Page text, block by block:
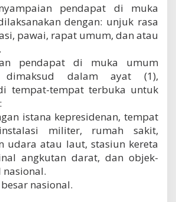
pendapat di muka
dengan: unjuk rasa
pawai, rapat umum, dan atau
pendapat di muka umum
dimaksud dalam ayat (1),
tempat-tempat terbuka untuk
istana kepresidenan, tempat
militer, rumah sakit,
udara atau laut, stasiun kereta
angkutan darat, dan objek-
nasional.